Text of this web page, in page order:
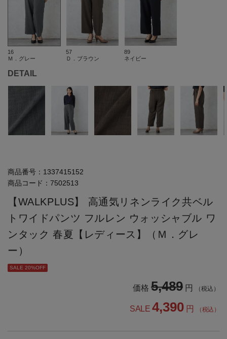
16
Ｍ．グレー
57
Ｄ．ブラウン
89
ネイビー
DETAIL
商品番号： 1337415152
商品コード： 7502513
【WALKPLUS】 高通気リネンライク共ベル
トワイドパンツ フルレン ウォッシャブル ワ
ンタック 春夏【レディース】（Ｍ．グレ
ー）
SALE 20%OFF
価格 5,489 円 （税込）
SALE 4,390 円 （税込）